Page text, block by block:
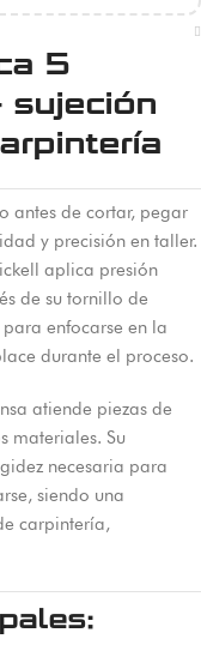
5
sujeción
antes de cortar, pegar
y precisión en taller.
aplica presión
de su tornillo de
enfocarse en la
durante el proceso.
atiende piezas de
materiales. Su
necesaria para
siendo una
carpintería,